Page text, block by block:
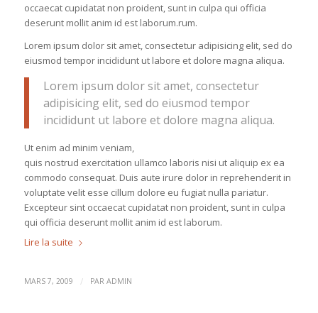
occaecat cupidatat non proident, sunt in culpa qui officia
deserunt mollit anim id est laborum.rum.
Lorem ipsum dolor sit amet, consectetur adipisicing elit, sed do
eiusmod tempor incididunt ut labore et dolore magna aliqua.
Lorem ipsum dolor sit amet, consectetur
adipisicing elit, sed do eiusmod tempor
incididunt ut labore et dolore magna aliqua.
Ut enim ad minim veniam,
quis nostrud exercitation ullamco laboris nisi ut aliquip ex ea
commodo consequat. Duis aute irure dolor in reprehenderit in
voluptate velit esse cillum dolore eu fugiat nulla pariatur.
Excepteur sint occaecat cupidatat non proident, sunt in culpa
qui officia deserunt mollit anim id est laborum.
Lire la suite
MARS 7, 2009 / PAR ADMIN